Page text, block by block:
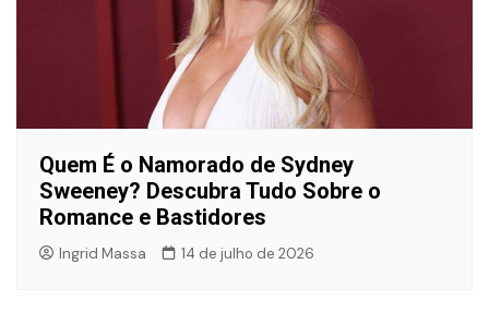
Quem É o Namorado de Sydney
Sweeney? Descubra Tudo Sobre o
Romance e Bastidores
Ingrid Massa 14 de julho de 2026